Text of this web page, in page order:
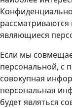
являющиеся
Если мы
персональной, с
совокупная
персональная
будет являться